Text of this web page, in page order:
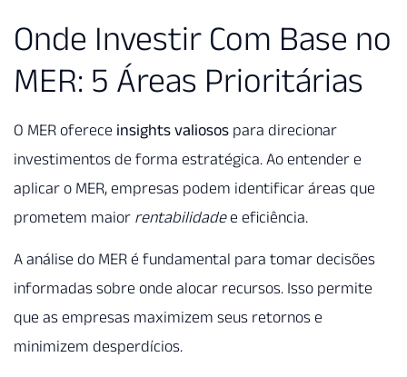
Onde Investir Com Base no
MER: 5 Áreas Prioritárias
O MER oferece insights valiosos para direcionar
investimentos de forma estratégica. Ao entender e
aplicar o MER, empresas podem identificar áreas que
prometem maior rentabilidadee eficiência.
A análise do MER é fundamental para tomar decisões
informadas sobre onde alocar recursos. Isso permite
que as empresas maximizem seus retornos e
minimizem desperdícios.